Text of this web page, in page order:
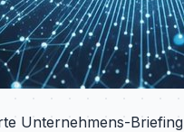
Unternehmens-Briefing